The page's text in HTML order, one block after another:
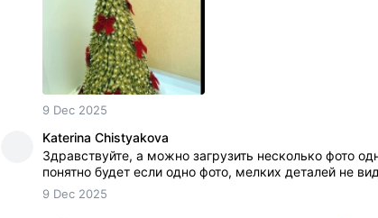
9 Dec 2025
Katerina Chistyakova
Здравствуйте, а можно загрузить несколько фото
понятно будет если одно фото, мелких деталей не
9 Dec 2025